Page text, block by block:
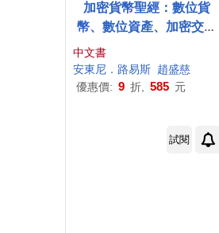
加密貨幣聖經：數位貨
幣、數位資產、加密交易
與區塊鏈的過去與未來
中文書
安東尼 ．路易斯 趙盛慈
優惠價: 9 折, 585 元
試閱